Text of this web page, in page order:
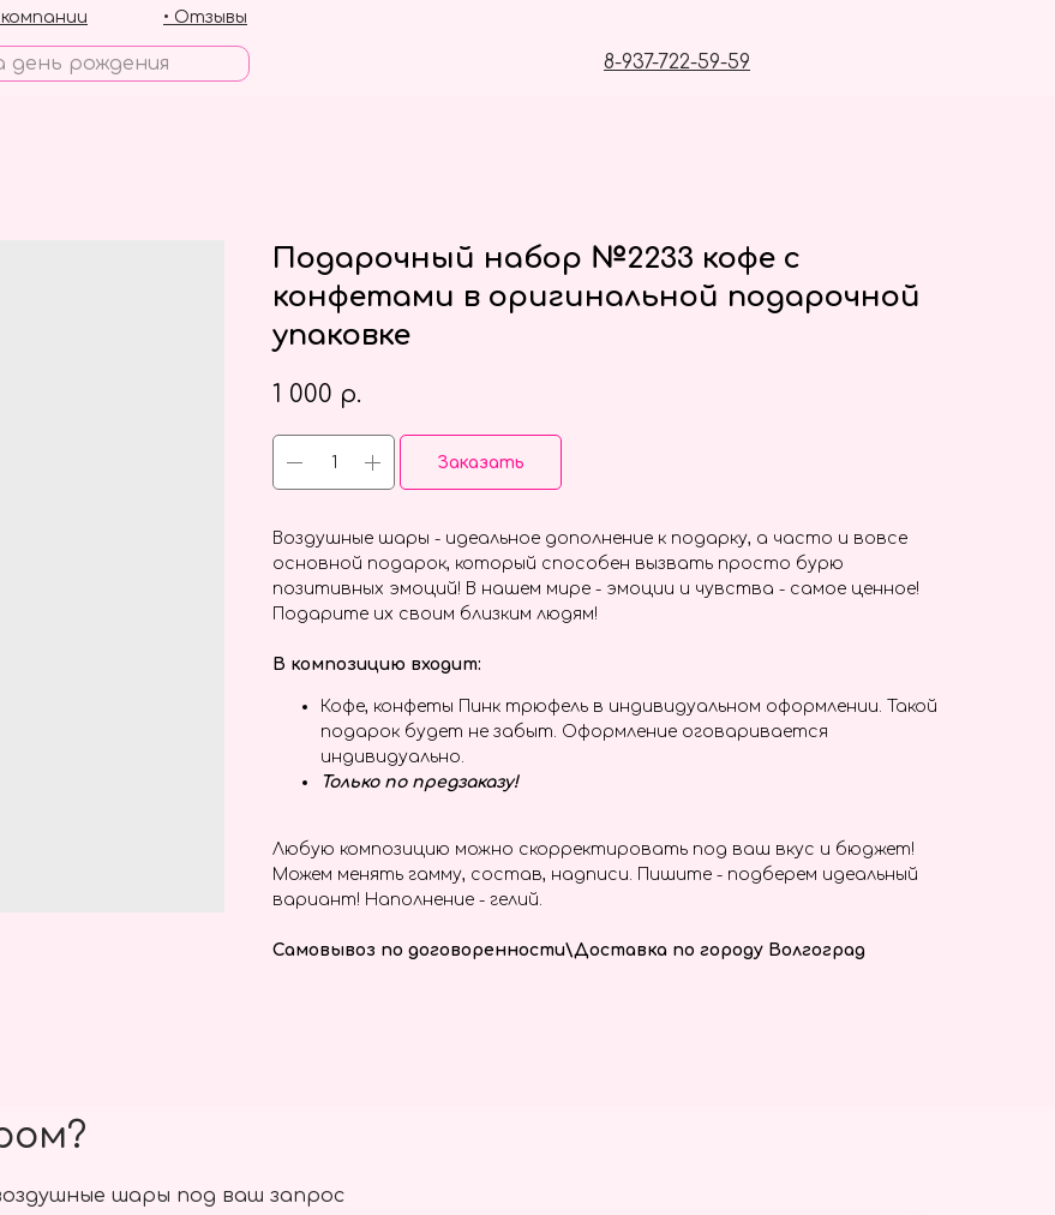
8-937-722-59-59
• Отзывы
Подарочный набор №2233 кофе с
конфетами в оригинальной подарочной
упаковке
1 000 р.
Заказать
Воздушные шары - идеальное дополнение к подарку, а часто и вовсе
основной подарок, который способен вызвать просто бурю
позитивных эмоций! В нашем мире - эмоции и чувства - самое ценное!
Подарите их своим близким людям!
В композицию входит:
Кофе, конфеты Пинк трюфель в индивидуальном оформлении. Такой
подарок будет не забыт. Оформление оговаривается
индивидуально.
Только по предзаказу!
Любую композицию можно скорректировать под ваш вкус и бюджет!
Можем менять гамму, состав, надписи. Пишите - подберем идеальный
вариант! Наполнение - гелий.
Самовывоз по договоренности\Доставка по городу Волгоград
шары под ваш запрос